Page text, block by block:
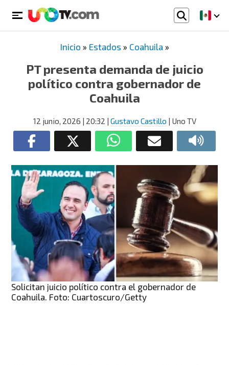
Inicio » Estados » Coahuila »
PT presenta demanda de juicio
político contra gobernador de
Coahuila
12 junio, 2026 | 20:32 | Gustavo Castillo | Uno TV
Solicitan juicio político contra el gobernador de
Coahuila. Foto: Cuartoscuro/Getty